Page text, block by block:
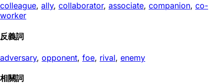
colleague, ally, collaborator, associate, companion, co-
worker
反義詞
adversary, opponent, foe, rival, enemy
相關詞